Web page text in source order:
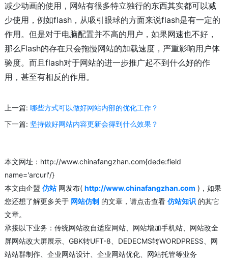
减少动画的使用，网站有很多特立独行的东西其实都可以减
少使用，例如flash，从吸引眼球的方面来说flash是有一定的
作用。但是对于电脑配置并不高的用户，如果网速也不好，
那么Flash的存在只会拖慢网站的加载速度，严重影响用户体
验度。而且flash对于网站的进一步推广起不到什么好的作
用，甚至有相反的作用。
上一篇: 哪些方式可以做好网站内部的优化工作？
下一篇: 坚持做好网站内容更新会得到什么效果？
本文网址：http://www.chinafangzhan.com{dede:field
name='arcurl'/}
本文由企盟 仿站 网发布( http://www.chinafangzhan.com )，如果
您还想了解更多关于 网站仿制 的文章，请点击查看 仿站知识 的其它
文章。
承接以下业务：传统网站改自适应网站、网站增加手机站、网站改全
屏网站改大屏展示、GBK转UFT-8、DEDECMS转WORDPRESS、网
站站群制作、企业网站设计、企业网站优化、网站托管等业务